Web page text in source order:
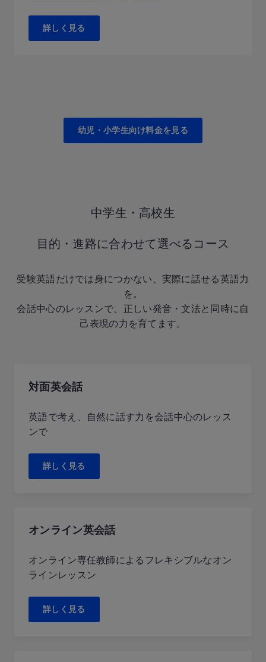
詳しく見る
幼児・小学生向け料金を見る
中学生・高校生
目的・進路に合わせて選べるコース
受験英語だけでは身につかない、実際に話せる英語力
を。
会話中心のレッスンで、正しい発音・文法と同時に自
己表現の力を育てます。
対面英会話
英語で考え、自然に話す力を会話中心のレッス
ンで
詳しく見る
オンライン英会話
オンライン専任教師によるフレキシブルなオン
ラインレッスン
詳しく見る